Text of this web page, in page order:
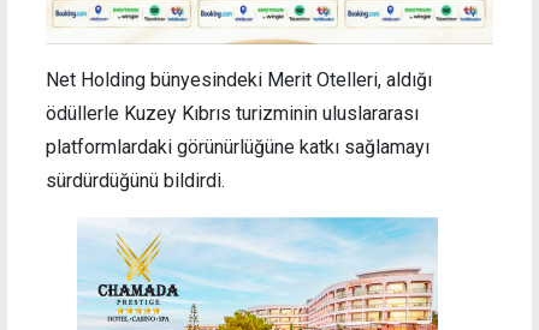
Net Holding bünyesindeki Merit Otelleri, aldığı
ödüllerle Kuzey Kıbrıs turizminin uluslararası
platformlardaki görünürlüğüne katkı sağlamayı
sürdürdüğünü bildirdi.